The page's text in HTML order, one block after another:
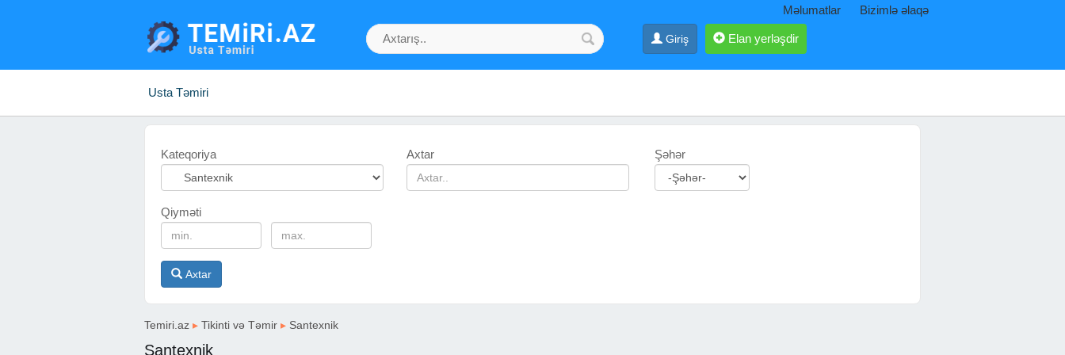
Məlumatlar Bizimlə əlaqə
Giriş Elan yerləşdir
Usta Təmiri
Kateqoriya Axtar Şəhər
Qiyməti
Axtar
Temiri.az ▸ Tikinti və Təmir ▸ Santexnik
Santexnik